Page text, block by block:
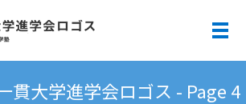
メ
貫大学進学会ロゴス - Page 4